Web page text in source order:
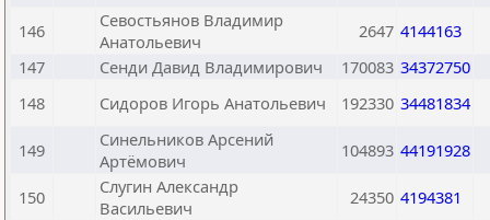
146
Севостьянов Владимир
Анатольевич
2647 4144163
147
Сенди Давид Владимирович 170083 34372750
148
Сидоров Игорь Анатольевич 192330 34481834
149
Синельников Арсений
Артёмович
104893 44191928
150
Слугин Александр
Васильевич
24350 4194381